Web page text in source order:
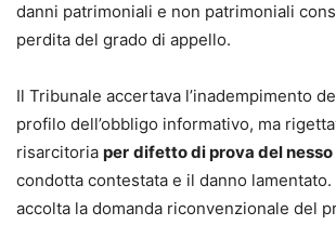
su fattispecie concrete e sulle particolarità
pratica forense, offrendo soluzioni già
giurisprudenziali in materia di
particolare attenzione al D.P.R. 13 gennaio
(TUN) e al D.Lgs. 31 ottobre 2024, n. 164
Cartabia), che incidono su tabelle
del danno e processo civile digitalizzato.
danni patrimoniali e non patrimoniali
perdita del grado di appello.
Il Tribunale accertava l’inadempimento
profilo dell’obbligo informativo, ma
risarcitoria per difetto di prova del
condotta contestata e il danno
accolta la domanda riconvenzionale del